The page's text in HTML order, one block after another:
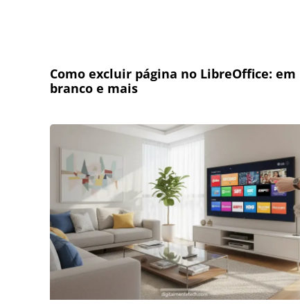
Como excluir página no LibreOffice: em
branco e mais